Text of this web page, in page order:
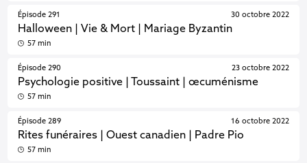
Épisode 291
Halloween | Vie & Mort | Mariage Byzantin
30 octobre 2022
57 min
Épisode 290
Psychologie positive | Toussaint | œcuménisme
23 octobre 2022
57 min
Épisode 289
Rites funéraires | Ouest canadien | Padre Pio
16 octobre 2022
57 min